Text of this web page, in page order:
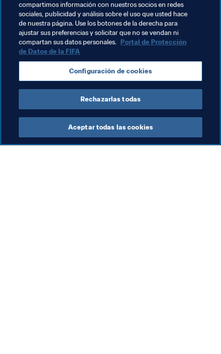
concluye.
Temas relacionados
Copa Mundial Sub-17 de la FIFA India 2017 Iraq
AFC
compartimos información con nuestros socios en redes
sociales, publicidad y análisis sobre el uso que usted hace
de nuestra página. Use los botones de la derecha para
ajustar sus preferencias y solicitar que no se vendan ni
compartan sus datos personales. Portal de Protección
de Datos de la FIFA
Configuración de cookies
Rechazarlas todas
Aceptar todas las cookies